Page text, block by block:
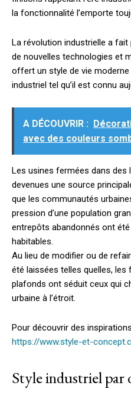
la fonctionnalité l’emporte
La révolution industrielle a
de nouvelles technologies et
offert un style de vie
industriel tel qu’il est connu
A DÉCOUVRIR :
avec des couleurs
Les usines fermées dans
devenues une source
que les communautés
pression d’une population
entrepôts abandonnés ont
habitables.
Au lieu de modifier ou de
été laissées telles quelles,
plafonds ont séduit ceux qui
urbaine à l’étroit.
Pour découvrir des
https://www.style-et-
Style industriel